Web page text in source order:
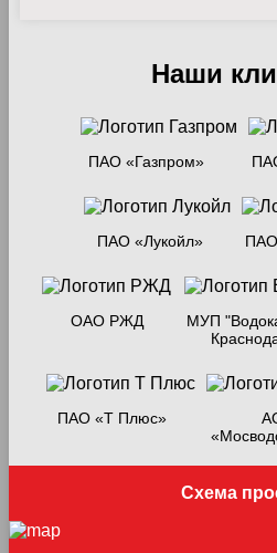
Наши
ПАО «Газпром»
ПАО «Лукойл» ПАО
ОАО РЖД
МУП
ПАО «Т Плюс»
Схема